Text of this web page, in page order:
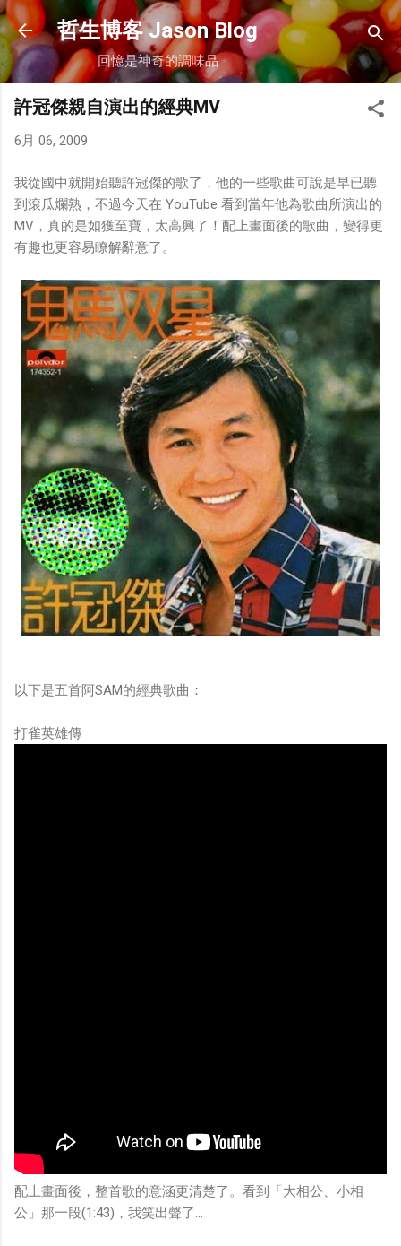
跳到主要內容
哲生博客 Jason Blog
回憶是神奇的調味品
許冠傑親自演出的經典MV
6月 06, 2009
我從國中就開始聽許冠傑的歌了，他的一些歌曲可說是早已聽
到滾瓜爛熟，不過今天在 YouTube 看到當年他為歌曲所演出的
MV，真的是如獲至寶，太高興了！配上畫面後的歌曲，變得更
有趣也更容易瞭解辭意了。
以下是五首阿SAM的經典歌曲：
打雀英雄傳
配上畫面後，整首歌的意涵更清楚了。看到「大相公、小相
公」那一段(1:43)，我笑出聲了…